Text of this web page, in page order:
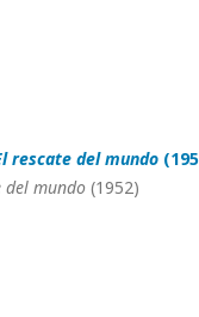
rescate del mundo
del mundo (1952)